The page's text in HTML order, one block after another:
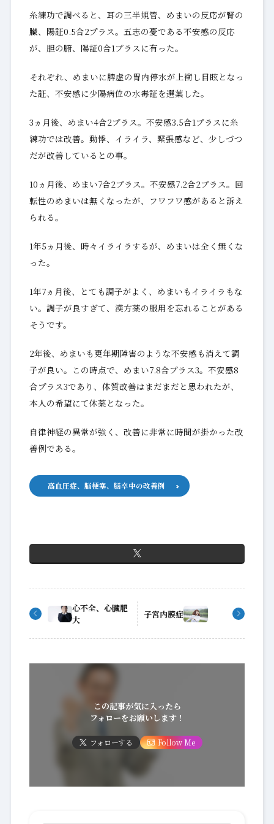
糸練功で調べると、耳の三半規管、めまいの反応が腎の
臓、陽証0.5合2プラス。五志の憂である不安感の反応
が、胆の腑、陽証0合1プラスに有った。
それぞれ、めまいに脾虚の胃内停水が上衝し目眩となっ
た証、不安感に少陽病位の水毒証を選薬した。
3ヵ月後、めまい4合2プラス。不安感3.5合1プラスに糸
練功では改善。動悸、イライラ、緊張感など、少しづつ
だが改善しているとの事。
10ヵ月後、めまい7合2プラス。不安感7.2合2プラス。回
転性のめまいは無くなったが、フワフワ感があると訴え
られる。
1年5ヵ月後、時々イライラするが、めまいは全く無くな
った。
1年7ヵ月後、とても調子がよく、めまいもイライラもな
い。調子が良すぎて、漢方薬の服用を忘れることがある
そうです。
2年後、めまいも更年期障害のような不安感も消えて調
子が良い。この時点で、めまい7.8合プラス3。不安感8
合プラス3であり、体質改善はまだまだと思われたが、
本人の希望にて休薬となった。
自律神経の異常が強く、改善に非常に時間が掛かった改
善例である。
高血圧症、脳梗塞、脳卒中の改善例
心不全、心臓肥
大
子宮内膜症
この記事が気に入ったら
フォローをお願いします！
フォローする Follow Me